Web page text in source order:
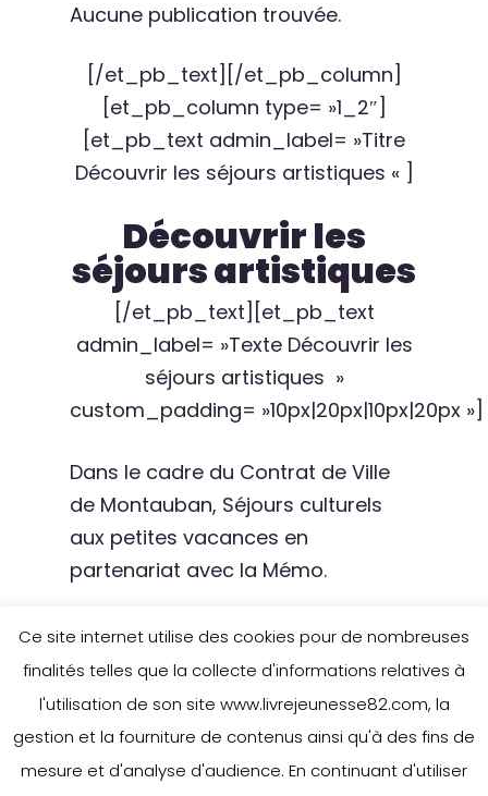
Aucune publication trouvée.
[/et_pb_text][/et_pb_column]
[et_pb_column type= »1_2″]
[et_pb_text admin_label= »Titre
Découvrir les séjours artistiques « ]
Découvrir les
séjours artistiques
[/et_pb_text][et_pb_text
admin_label= »Texte Découvrir les
séjours artistiques »
custom_padding= »10px|20px|10px|20px »]
Dans le cadre du Contrat de Ville
de Montauban, Séjours culturels
aux petites vacances en
partenariat avec la Mémo.
[/et_pb_text][et_pb_text
admin_label= »Texte Découvrir les
séjours artistiques »
custom_padding= »10px|20px|10px|20px »]
Ce site internet utilise des cookies pour de nombreuses
finalités telles que la collecte d'informations relatives à
l'utilisation de son site www.livrejeunesse82.com, la
gestion et la fourniture de contenus ainsi qu'à des fins de
mesure et d'analyse d'audience. En continuant d'utiliser